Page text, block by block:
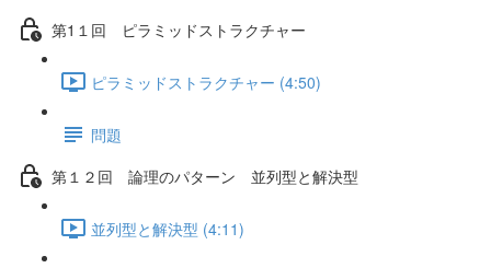
第1１回 ピラミッドストラクチャー
ピラミッドストラクチャー (4:50)
問題
第１２回 論理のパターン 並列型と解決型
並列型と解決型 (4:11)